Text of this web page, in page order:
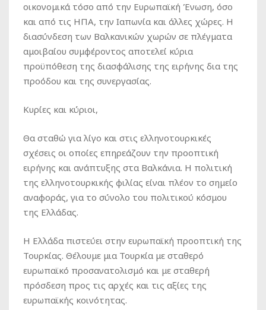
οικονομικά τόσο από την Ευρωπαϊκή Ένωση, όσο
και από τις ΗΠΑ, την Ιαπωνία και άλλες χώρες. Η
διασύνδεση των Βαλκανικών χωρών σε πλέγματα
αμοιβαίου συμφέροντος αποτελεί κύρια
προϋπόθεση της διασφάλισης της ειρήνης δια της
προόδου και της συνεργασίας.
Κυρίες και κύριοι,
Θα σταθώ για λίγο και στις ελληνοτουρκικές
σχέσεις οι οποίες επηρεάζουν την προοπτική
ειρήνης και ανάπτυξης στα Βαλκάνια. Η πολιτική
της ελληνοτουρκικής φιλίας είναι πλέον το σημείο
αναφοράς, για το σύνολο του πολιτικού κόσμου
της Ελλάδας.
Η Ελλάδα πιστεύει στην ευρωπαϊκή προοπτική της
Τουρκίας. Θέλουμε μια Τουρκία με σταθερό
ευρωπαϊκό προσανατολισμό και με σταθερή
πρόσδεση προς τις αρχές και τις αξίες της
ευρωπαϊκής κοινότητας.